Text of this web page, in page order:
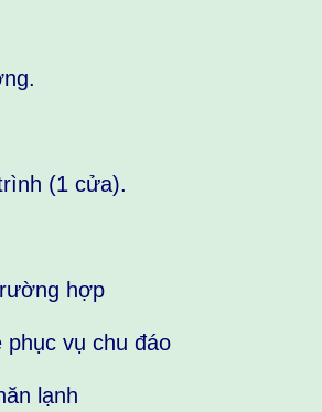
(1 cửa).
hợp
phục vụ chu đáo
lạnh